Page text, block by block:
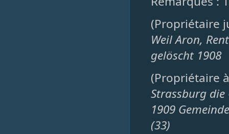
(Propriétaire
Weil Aron,
gelöscht 1908
(Propriétaire
Strassburg die
1909
(33)